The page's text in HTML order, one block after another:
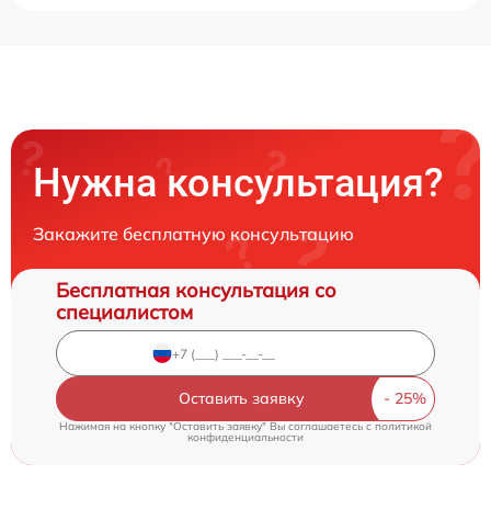
Нужна консультация?
Закажите бесплатную консультацию
Бесплатная консультация со
специалистом
Оставить заявку
Нажимая на кнопку "Оставить заявку" Вы соглашаетесь c политикой
конфиденциальности